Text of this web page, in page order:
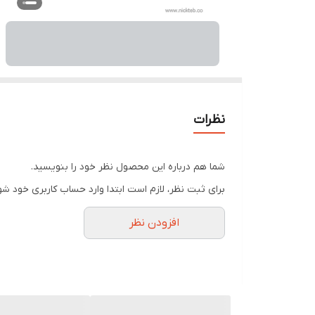
نظرات
شما هم درباره این محصول نظر خود را بنویسید.
برای ثبت نظر، لازم است ابتدا وارد حساب کاربری خود
افزودن نظر